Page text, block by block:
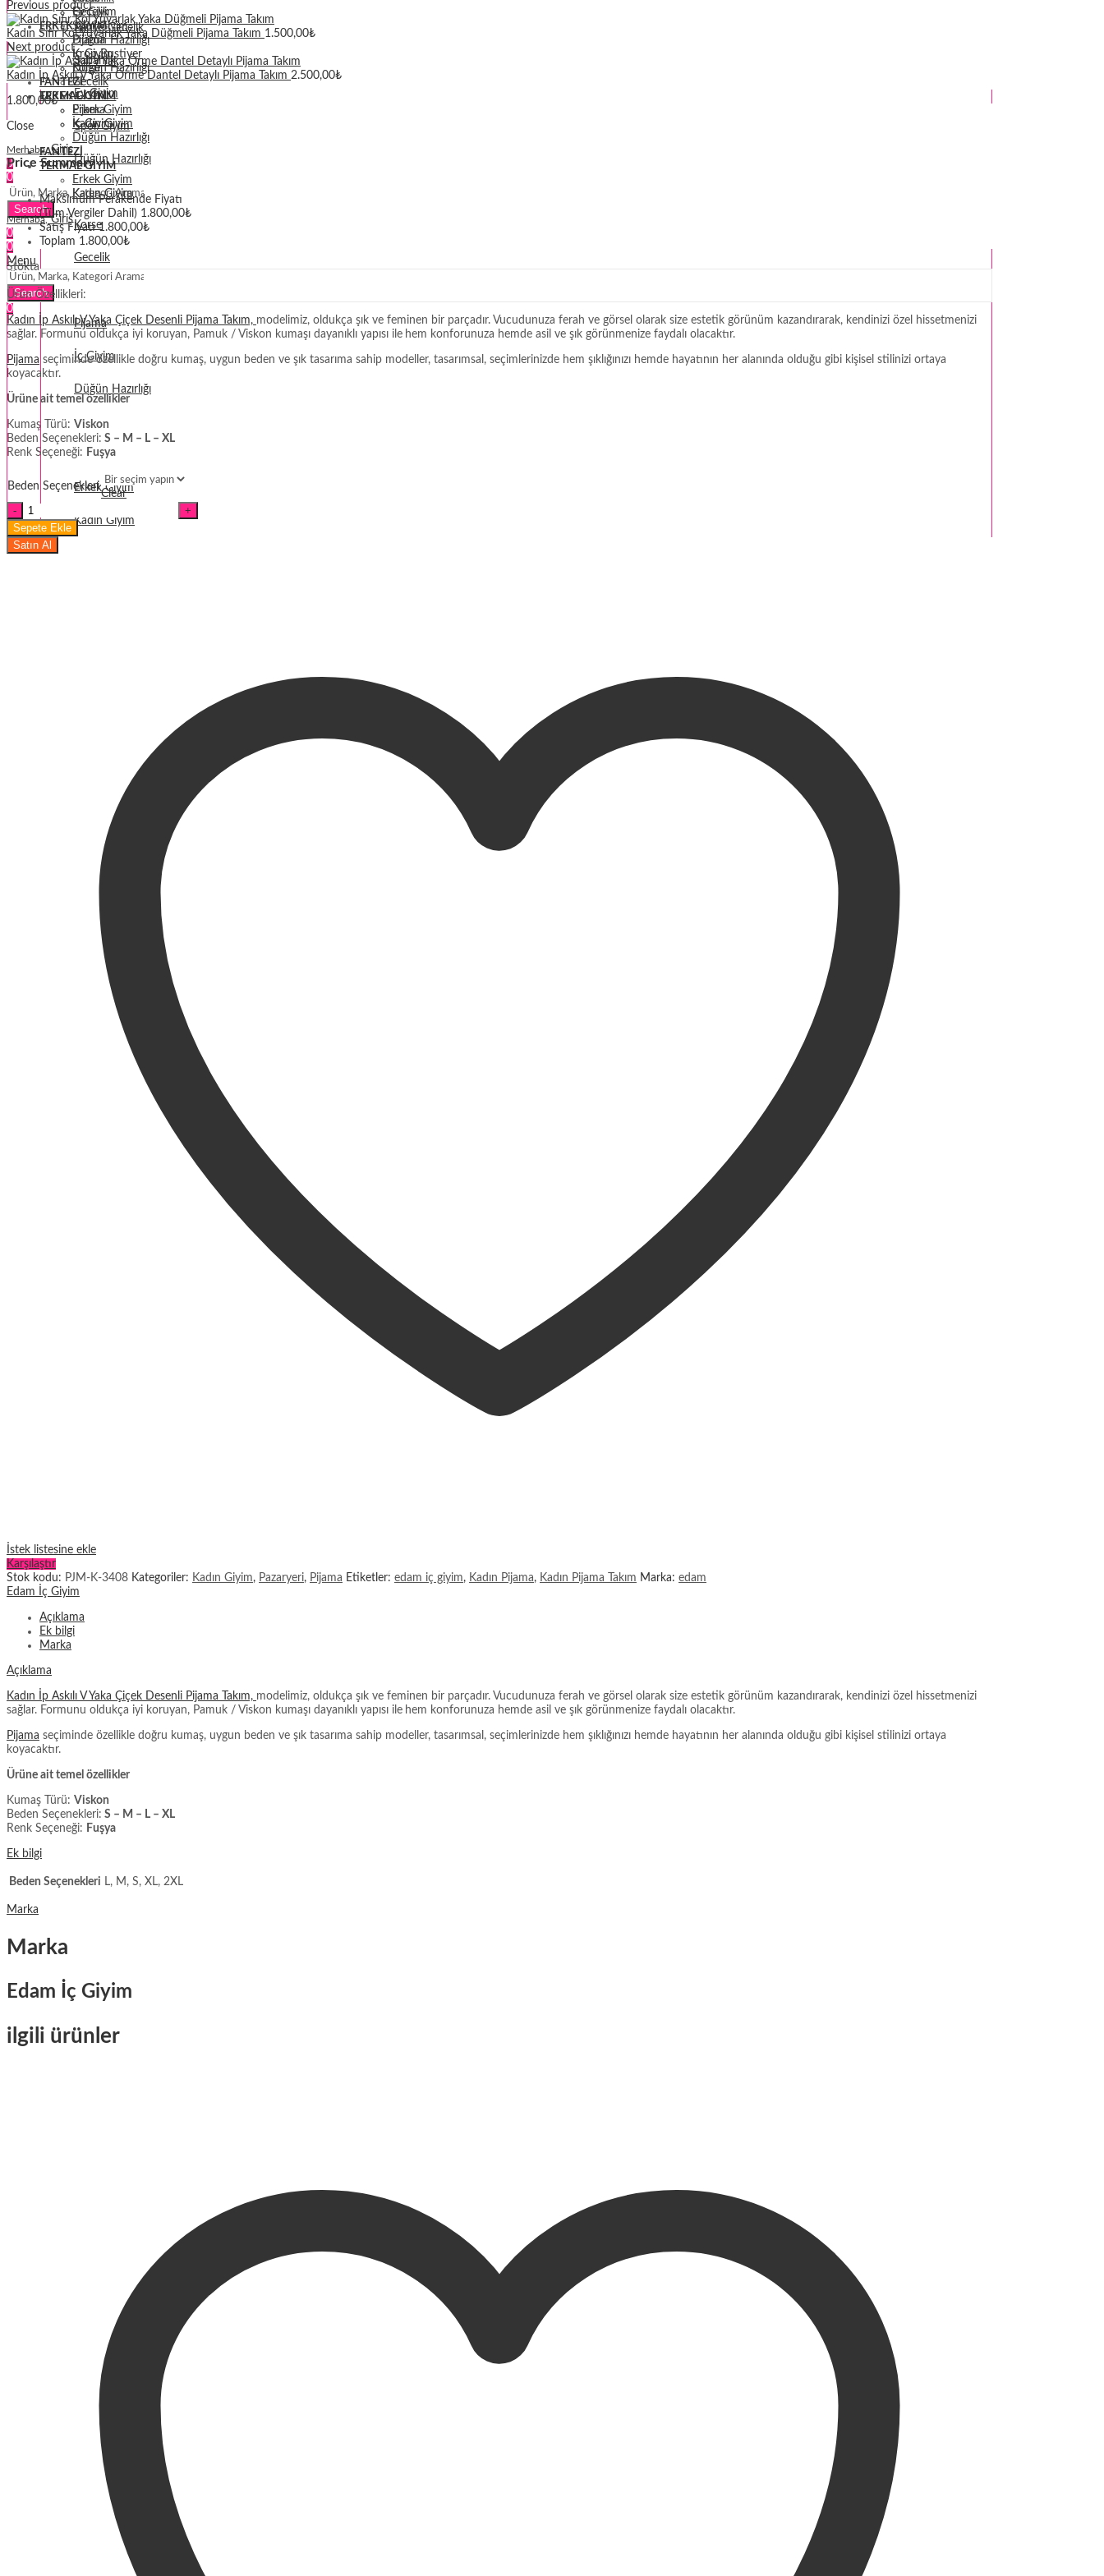
Penye Gecelik
Sabahlık
Ev Giyim
Spor Giyim
Düğün Hazırlığı
Krop Bustiyer
Korse
Gecelik
Erkek Giyim
Pijama
İç Giyim
Düğün Hazırlığı
Fantezi
Termal Giyim
Erkek Giyim
Kadın Giyim
Gecelik
ERKEK GIYIM
Pijama
İç Giyim
Düğün Hazırlığı
FANTEZI
TERMAL GIYIM
Erkek Giyim
Kadın Giyim
Merhaba, Giriş
0
0
Search
Ev Giyim
Spor Giyim
Düğün Hazırlığı
Krop Bustiyer
Korse
Gecelik
ERKEK GIYIM
Pijama
İç Giyim
Düğün Hazırlığı
FANTEZI
TERMAL GIYIM
Erkek Giyim
Kadın Giyim
Merhaba, Giriş
0
0
Menu
Search
0
Previous product
Kadın Sıfır Kol Yuvarlak Yaka Düğmeli Pijama Takım 1.500,00₺
Next product
Kadın İp Askılı V Yaka Örme Dantel Detaylı Pijama Takım 2.500,00₺
1.800,00₺
Close
Price Summary
Maksimum Perakende Fiyatı
(Tüm Vergiler Dahil) 1.800,00₺
Satış Fiyatı 1.800,00₺
Toplam 1.800,00₺
Stokta
Ürün Özellikleri:
Kadın İp Askılı V Yaka Çiçek Desenli Pijama Takım, modelimiz, oldukça şık ve feminen bir parçadır. Vucudunuza ferah ve görsel olarak size estetik görünüm kazandırarak, kendinizi özel hissetmenizi
sağlar. Formunu oldukça iyi koruyan, Pamuk / Viskon kumaşı dayanıklı yapısı ile hem konforunuza hemde asil ve şık görünmenize faydalı olacaktır.
Pijama seçiminde özellikle doğru kumaş, uygun beden ve şık tasarıma sahip modeller, tasarımsal, seçimlerinizde hem şıklığınızı hemde hayatının her alanında olduğu gibi kişisel stilinizi ortaya
koyacaktır.
Ürüne ait temel özellikler
Kumaş Türü: Viskon
Beden Seçenekleri: S – M – L – XL
Renk Seçeneği: Fuşya
Beden Seçenekleri
Clear
Kadın
İp
Askılı
V
Sepete Ekle
Satın Al
İstek listesine ekle
Karşılaştır
Stok kodu: PJM-K-3408 Kategoriler: Kadın Giyim, Pazaryeri, Pijama Etiketler: edam iç giyim, Kadın Pijama, Kadın Pijama Takım Marka: edam
Edam İç Giyim
Açıklama
Ek bilgi
Marka
Açıklama
Kadın İp Askılı V Yaka Çiçek Desenli Pijama Takım, modelimiz, oldukça şık ve feminen bir parçadır. Vucudunuza ferah ve görsel olarak size estetik görünüm kazandırarak, kendinizi özel hissetmenizi
sağlar. Formunu oldukça iyi koruyan, Pamuk / Viskon kumaşı dayanıklı yapısı ile hem konforunuza hemde asil ve şık görünmenize faydalı olacaktır.
Pijama seçiminde özellikle doğru kumaş, uygun beden ve şık tasarıma sahip modeller, tasarımsal, seçimlerinizde hem şıklığınızı hemde hayatının her alanında olduğu gibi kişisel stilinizi ortaya
koyacaktır.
Ürüne ait temel özellikler
Kumaş Türü: Viskon
Beden Seçenekleri: S – M – L – XL
Renk Seçeneği: Fuşya
Ek bilgi
Beden Seçenekleri L, M, S, XL, 2XL
Marka
Marka
Edam İç Giyim
ilgili ürünler